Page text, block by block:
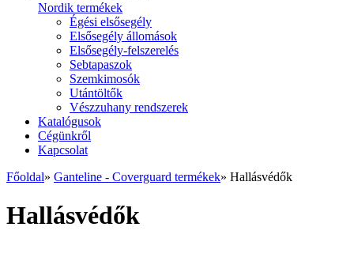
Nordik termékek
Égési elsősegély
Elsősegély állomások
Elsősegély-felszerelés
Sebtapaszok
Szemkimosók
Utántöltők
Vészzuhany rendszerek
Katalógusok
Cégünkről
Kapcsolat
Főoldal» Ganteline - Coverguard termékek» Hallásvédők
Hallásvédők